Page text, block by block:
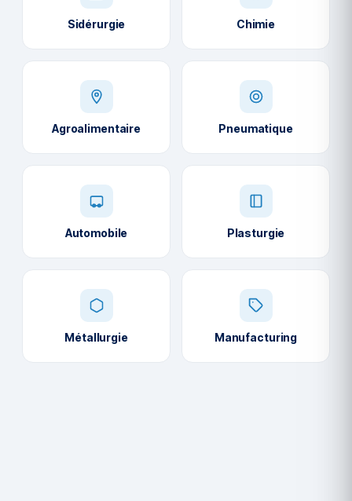
Sidérurgie Chimie
Agroalimentaire Pneumatique
Automobile Plasturgie
Métallurgie Manufacturing